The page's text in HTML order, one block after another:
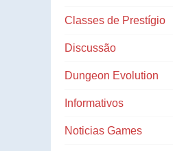
Classes de Prestígio
Discussão
Dungeon Evolution
Informativos
Noticias Games